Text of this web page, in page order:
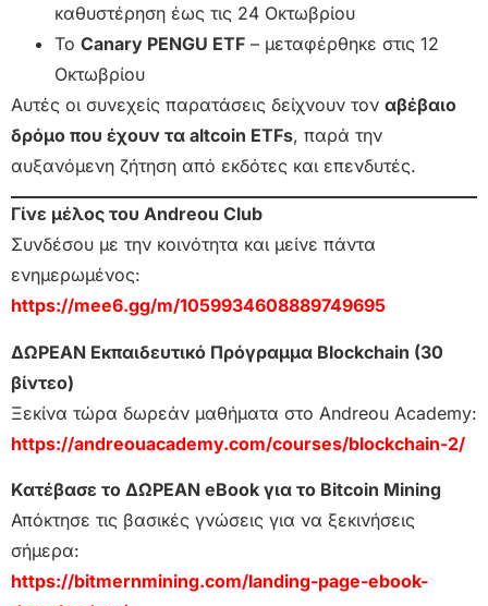
καθυστέρηση έως τις 24 Οκτωβρίου
Το Canary PENGU ETF – μεταφέρθηκε στις 12
Οκτωβρίου
Αυτές οι συνεχείς παρατάσεις δείχνουν τον αβέβαιο
δρόμο που έχουν τα altcoin ETFs, παρά την
αυξανόμενη ζήτηση από εκδότες και επενδυτές.
Γίνε μέλος του Andreou Club
Συνδέσου με την κοινότητα και μείνε πάντα
ενημερωμένος:
https://mee6.gg/m/1059934608889749695
ΔΩΡΕΑΝ Εκπαιδευτικό Πρόγραμμα Blockchain (30
βίντεο)
Ξεκίνα τώρα δωρεάν μαθήματα στο Andreou Academy:
https://andreouacademy.com/courses/blockchain-2/
Κατέβασε το ΔΩΡΕΑΝ eBook για το Bitcoin Mining
Απόκτησε τις βασικές γνώσεις για να ξεκινήσεις
σήμερα:
https://bitmernmining.com/landing-page-ebook-